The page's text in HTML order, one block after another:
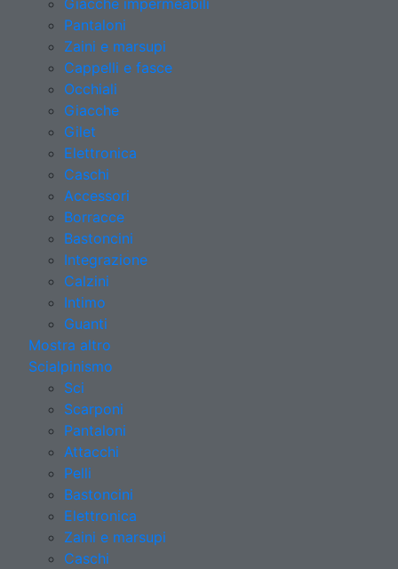
Pantaloni
Zaini e marsupi
Cappelli e fasce
Occhiali
Giacche
Gilet
Elettronica
Caschi
Accessori
Borracce
Bastoncini
Integrazione
Calzini
Intimo
Guanti
Mostra altro
Scialpinismo
Sci
Scarponi
Pantaloni
Attacchi
Pelli
Bastoncini
Elettronica
Zaini e marsupi
Caschi